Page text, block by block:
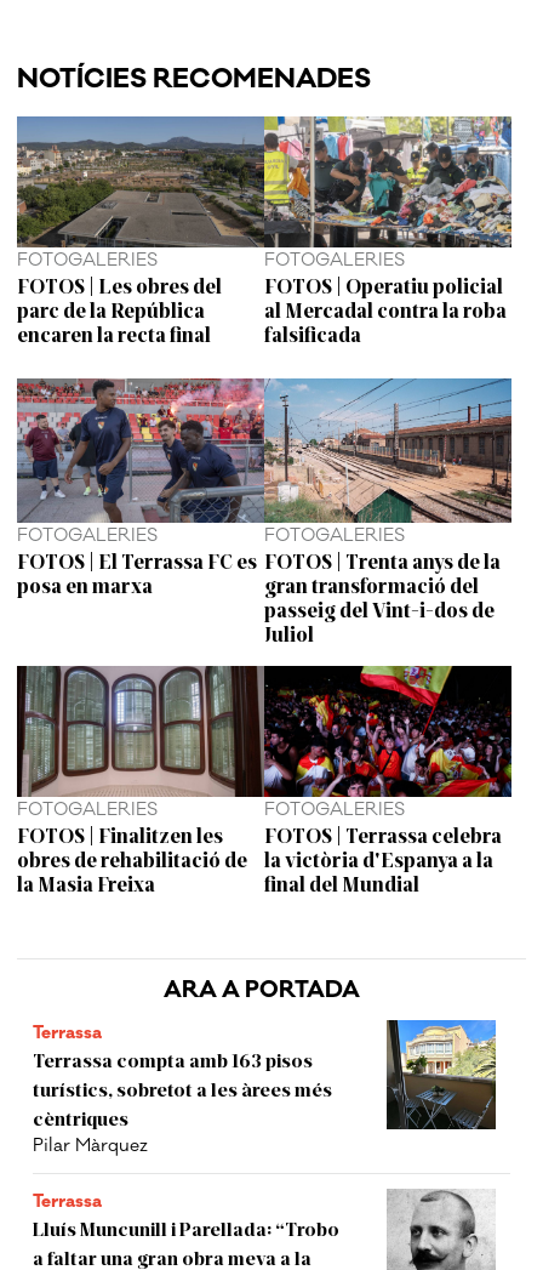
ARA A PORTADA
Terrassa
Terrassa compta amb 163 pisos
turístics, sobretot a les àrees més
cèntriques
Pilar Màrquez
Terrassa
Lluís Muncunill i Parellada: “Trobo
a faltar una gran obra meva a la
NOTÍCIES RECOMENADES
FOTOGALERIES
FOTOS | Les obres del
parc de la República
encaren la recta final
FOTOGALERIES
FOTOS | Operatiu policial
al Mercadal contra la roba
falsificada
FOTOGALERIES
FOTOS | El Terrassa FC es
posa en marxa
FOTOGALERIES
FOTOS | Trenta anys de la
gran transformació del
passeig del Vint-i-dos de
Juliol
FOTOGALERIES
FOTOS | Finalitzen les
obres de rehabilitació de
la Masia Freixa
FOTOGALERIES
FOTOS | Terrassa celebra
la victòria d'Espanya a la
final del Mundial